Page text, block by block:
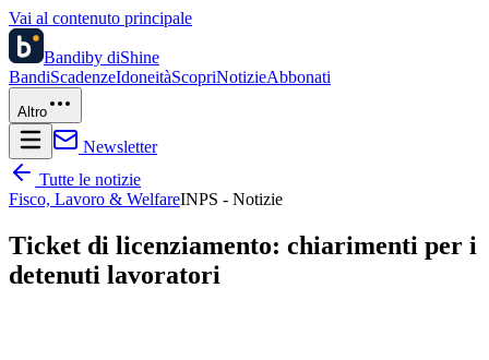
Vai al contenuto principale
Bandiby diShine
BandiScadenzeIdoneitàScopriNotizieAbbonati
Altro
Newsletter
Tutte le notizie
Fisco, Lavoro & WelfareINPS - Notizie
Ticket di licenziamento: chiarimenti per i
detenuti lavoratori